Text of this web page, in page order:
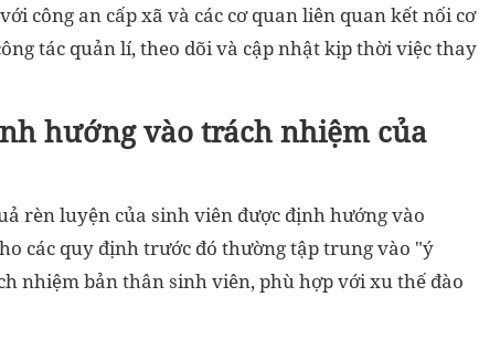
công an cấp xã và các cơ quan liên quan kết nối cơ
tác quản lí, theo dõi và cập nhật kịp thời việc thay
hướng vào trách nhiệm của
rèn luyện của sinh viên được định hướng vào
các quy định trước đó thường tập trung vào "ý
nhiệm bản thân sinh viên, phù hợp với xu thế đào